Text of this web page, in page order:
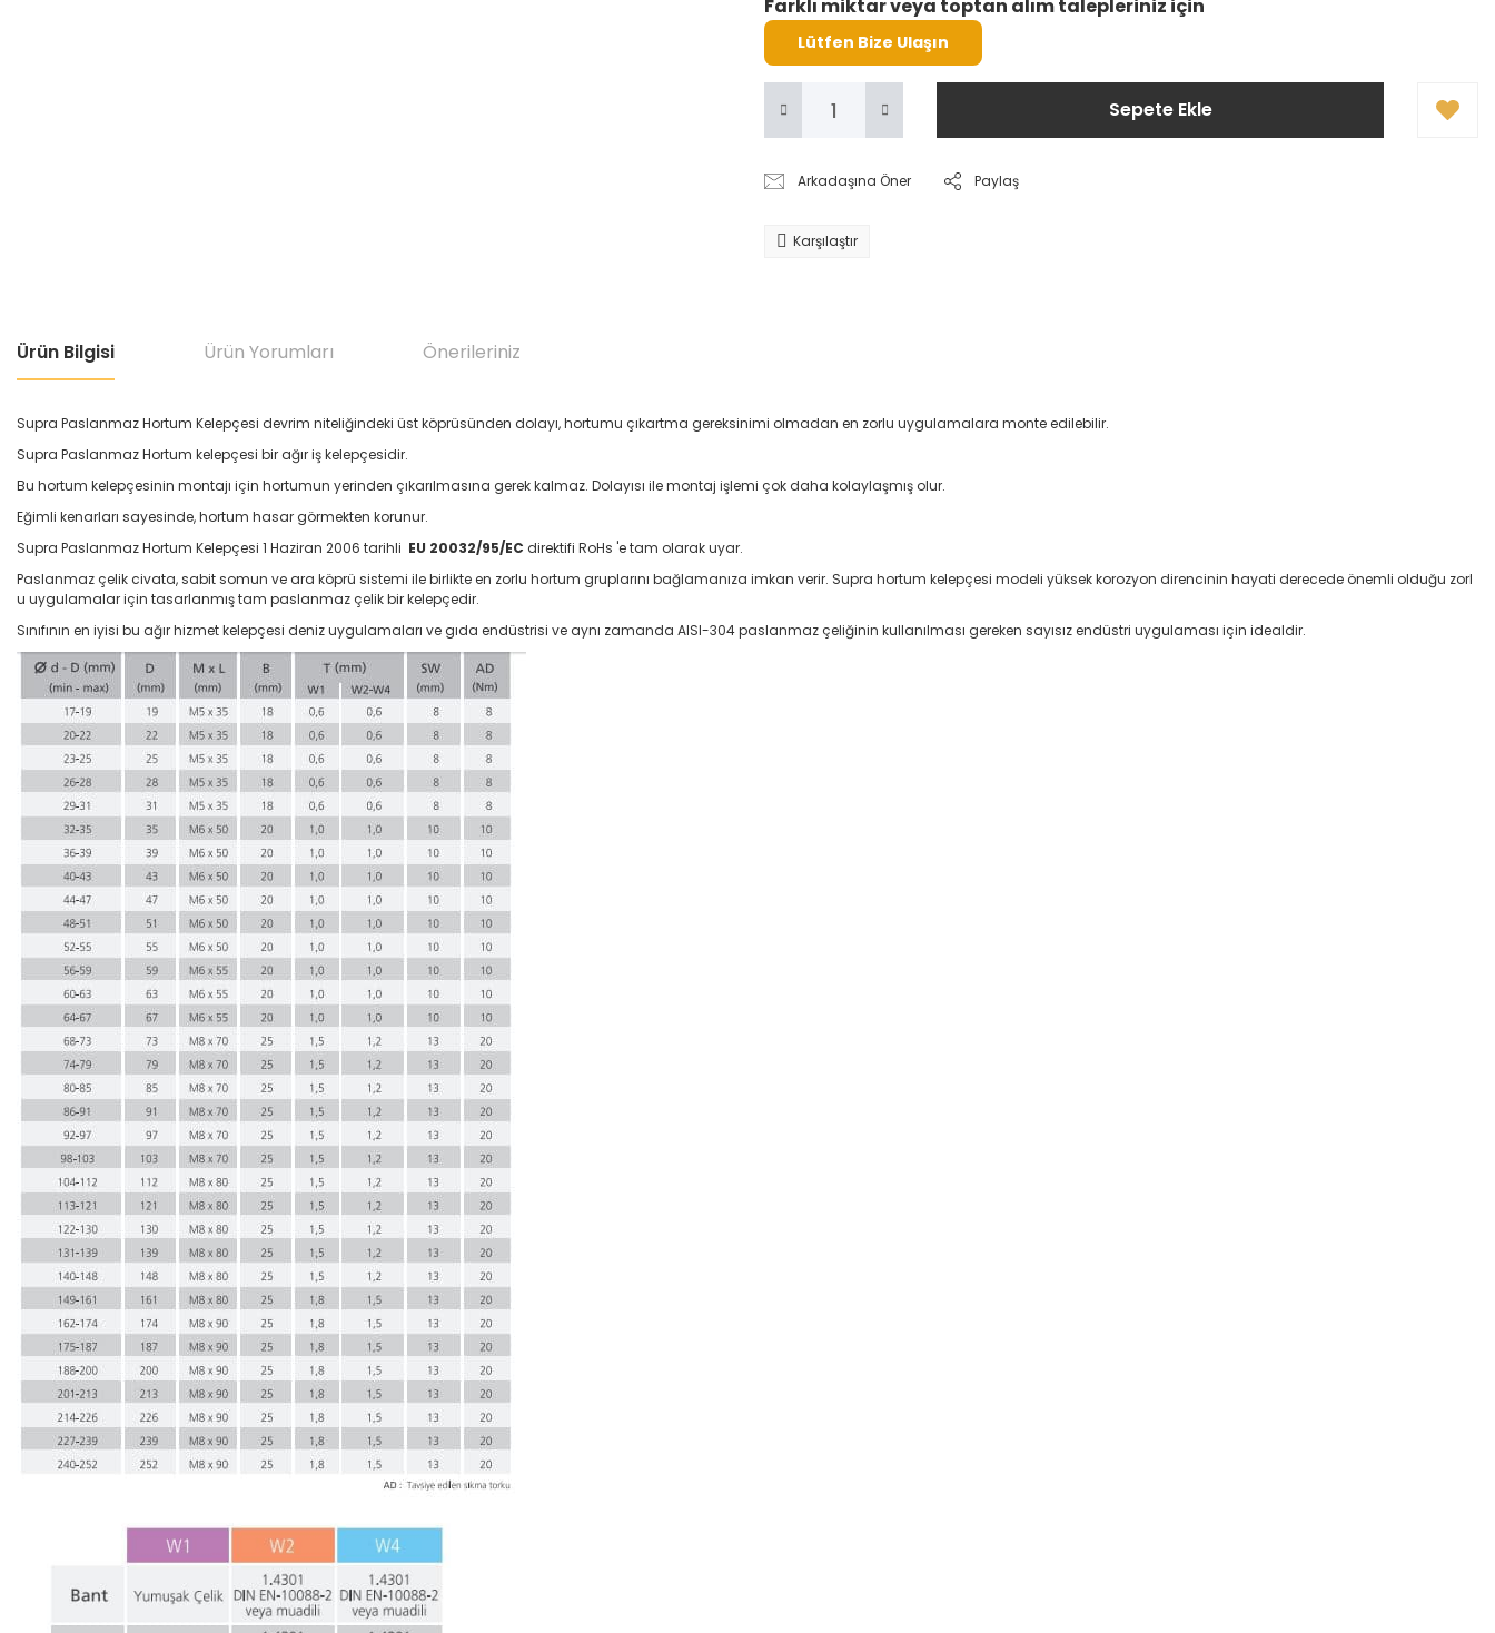
Farklı miktar veya toptan alım talepleriniz için
Lütfen Bize Ulaşın
Sepete Ekle
Arkadaşına Öner Paylaş
Karşılaştır
Ürün Bilgisi Ürün Yorumları Önerileriniz
Supra Paslanmaz Hortum Kelepçesi devrim niteliğindeki üst köprüsünden dolayı, hortumu çıkartma gereksinimi olmadan en zorlu uygulamalara monte edilebilir.
Supra Paslanmaz Hortum kelepçesi bir ağır iş kelepçesidir.
Bu hortum kelepçesinin montajı için hortumun yerinden çıkarılmasına gerek kalmaz. Dolayısı ile montaj işlemi çok daha kolaylaşmış olur.
Eğimli kenarları sayesinde, hortum hasar görmekten korunur.
Supra Paslanmaz Hortum Kelepçesi 1 Haziran 2006 tarihli EU 20032/95/EC direktifi RoHs 'e tam olarak uyar.
Paslanmaz çelik civata, sabit somun ve ara köprü sistemi ile birlikte en zorlu hortum gruplarını bağlamanıza imkan verir. Supra hortum kelepçesi modeli yüksek korozyon direncinin hayati derecede önemli olduğu zorl
u uygulamalar için tasarlanmış tam paslanmaz çelik bir kelepçedir.
Sınıfının en iyisi bu ağır hizmet kelepçesi deniz uygulamaları ve gıda endüstrisi ve aynı zamanda AISI-304 paslanmaz çeliğinin kullanılması gereken sayısız endüstri uygulaması için idealdir.